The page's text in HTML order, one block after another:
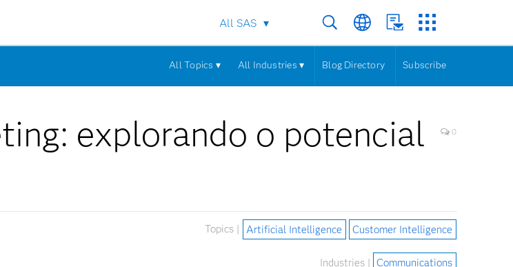
All SAS
All Topics ▾ All Industries ▾ Blog Directory Subscribe
explorando o potencial
0
Topics | Artificial Intelligence Customer Intelligence
Industries | Communications